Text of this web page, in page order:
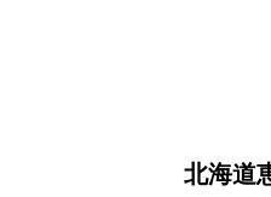
[ワンス
ワンスト
北海道